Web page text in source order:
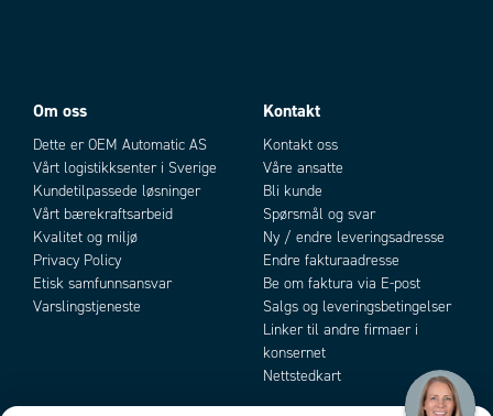
Om oss
Dette er OEM Automatic AS
Vårt logistikksenter i Sverige
Kundetilpassede løsninger
Vårt bærekraftsarbeid
Kvalitet og miljø
Privacy Policy
Etisk samfunnsansvar
Varslingstjeneste
Kontakt
Kontakt oss
Våre ansatte
Bli kunde
Spørsmål og svar
Ny / endre leveringsadresse
Endre fakturaadresse
Be om faktura via E-post
Salgs og leveringsbetingelser
Linker til andre firmaer i
konsernet
Nettstedkart